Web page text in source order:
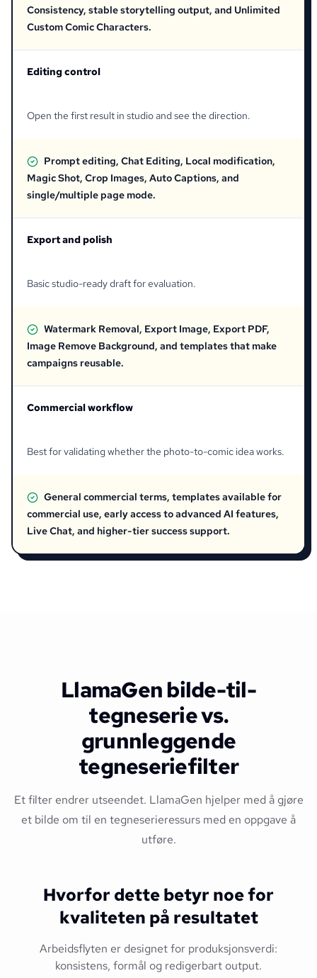
Consistency, stable storytelling output, and Unlimited
Custom Comic Characters.
Editing control
Open the first result in studio and see the direction.
Prompt editing, Chat Editing, Local modification,
Magic Shot, Crop Images, Auto Captions, and
single/multiple page mode.
Export and polish
Basic studio-ready draft for evaluation.
Watermark Removal, Export Image, Export PDF,
Image Remove Background, and templates that make
campaigns reusable.
Commercial workflow
Best for validating whether the photo-to-comic idea works.
General commercial terms, templates available for
commercial use, early access to advanced AI features,
Live Chat, and higher-tier success support.
LlamaGen bilde-til-
tegneserie vs.
grunnleggende
tegneseriefilter
Et filter endrer utseendet. LlamaGen hjelper med å gjøre
et bilde om til en tegneserieressurs med en oppgave å
utføre.
Hvorfor dette betyr noe for
kvaliteten på resultatet
Arbeidsflyten er designet for produksjonsverdi:
konsistens, formål og redigerbart output.